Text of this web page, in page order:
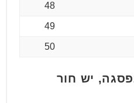
48
49
50
יש חור